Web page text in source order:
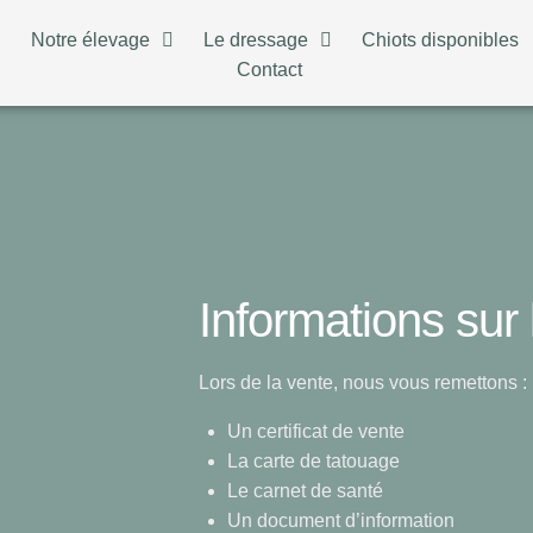
Notre élevage Le dressage Chiots disponibles
Contact
Informations sur
Lors de la vente, nous vous remettons :
Un certificat de vente
La carte de tatouage
Le carnet de santé
Un document d’information